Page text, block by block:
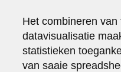
Het combineren
datavisualisatie
statistieken
van saaie